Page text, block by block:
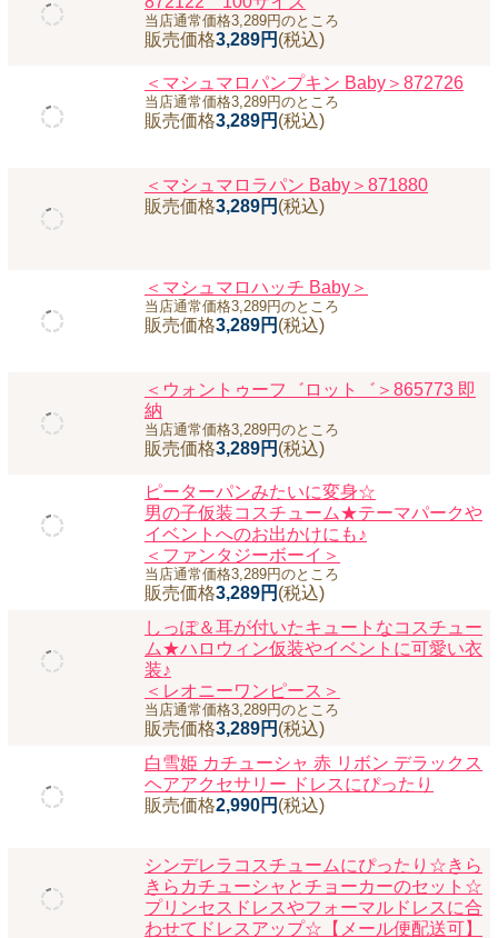
ベビー用トナカイロンパース クリスマス着
ぐるみコスチューム☆クリスマスイベント
やパーティー、写真撮影に
＜マシュマロトナカイ Baby＞
(税込)
＜Cup of Smile ノワールキティ＞
872122 100サイズ
＜マシュマロパンプキン Baby＞872726
当店通常価格3,289円のところ
販売価格3,289円(税込)
販売価格 3,289円(税込)
＜マシュマロハッチ Baby＞
当店通常価格3,289円のところ
販売価格3,289円(税込)
＜ウォントゥーフ゛ロット゛＞865773 即
納
当店通常価格3,289円のところ
販売価格3,289円(税込)
ピーターパンみたいに変身☆
男の子仮装コスチューム★テーマパークや
イベントへのお出かけにも♪
＜ファンタジーボーイ＞
当店通常価格3,289円のところ
販売価格 3,289円(税込)
しっぽ＆耳が付いたキュートなコスチュー
ム★ハロウィン仮装やイベントに可愛い衣
装♪
＜レオニーワンピース＞
当店通常価格3,289円のところ
白雪姫 カチューシャ 赤 リボン デラックス
ヘアアクセサリー ドレスにぴったり
販売価格2,990円(税込)
シンデレラコスチュームにぴったり☆きら